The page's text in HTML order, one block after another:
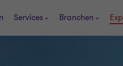
Services Branchen